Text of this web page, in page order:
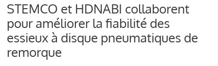
STEMCO et HDNABI collaborent
pour améliorer la fiabilité des
essieux à disque pneumatiques de
remorque